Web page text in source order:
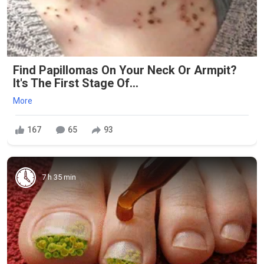
Find Papillomas On Your Neck Or Armpit?
It's The First Stage Of...
More
167 65 93
7 h 35 min